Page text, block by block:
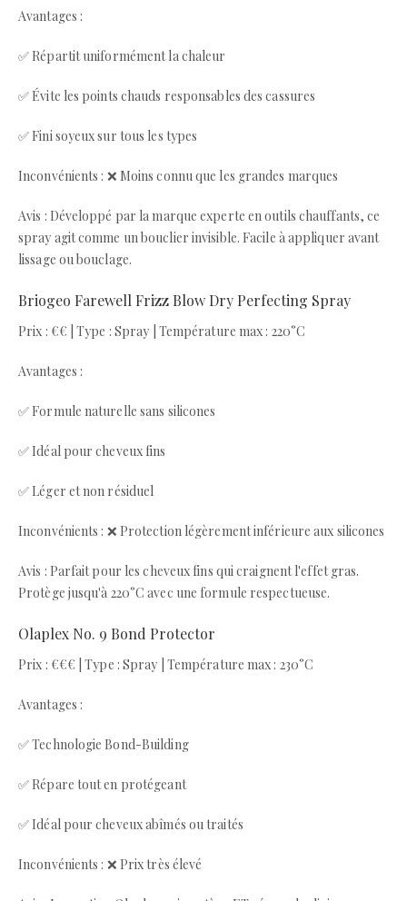
Avantages :
✅ Répartit uniformément la chaleur
✅ Évite les points chauds responsables des cassures
✅ Fini soyeux sur tous les types
Inconvénients : ❌ Moins connu que les grandes marques
Avis : Développé par la marque experte en outils chauffants, ce
spray agit comme un bouclier invisible. Facile à appliquer avant
lissage ou bouclage.
Briogeo Farewell Frizz Blow Dry Perfecting Spray
Prix : €€ | Type : Spray | Température max : 220°C
Avantages :
✅ Formule naturelle sans silicones
✅ Idéal pour cheveux fins
✅ Léger et non résiduel
Inconvénients : ❌ Protection légèrement inférieure aux silicones
Avis : Parfait pour les cheveux fins qui craignent l'effet gras.
Protège jusqu'à 220°C avec une formule respectueuse.
Olaplex No. 9 Bond Protector
Prix : €€€ | Type : Spray | Température max : 230°C
Avantages :
✅ Technologie Bond-Building
✅ Répare tout en protégeant
✅ Idéal pour cheveux abîmés ou traités
Inconvénients : ❌ Prix très élevé